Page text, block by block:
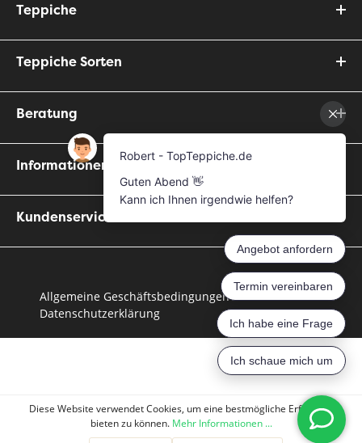
Teppiche
Teppiche Sorten
Beratung
Informationen
Kundenservice
Allgemeine Geschäftsbedingungen
Datenschutzerklärung
Diese Website verwendet Cookies, um eine bestmögliche Erfahrung
bieten zu können. Mehr Informationen ...